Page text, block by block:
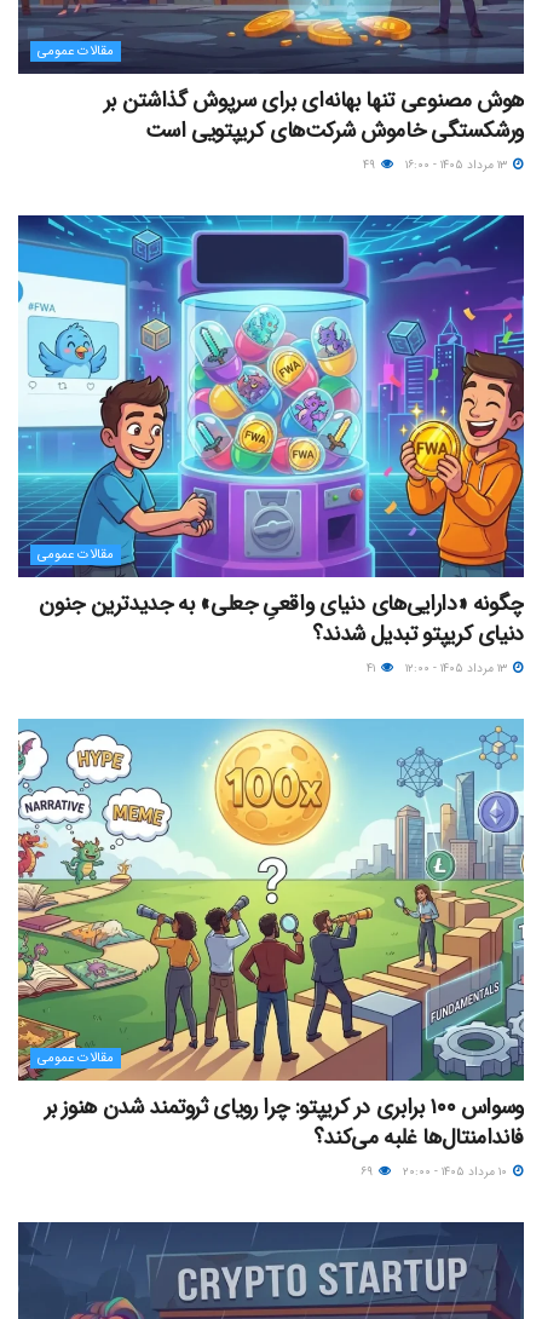
مقالات عمومی
هوش مصنوعی تنها بهانه‌ای برای سرپوش گذاشتن بر
ورشکستگی خاموش شرکت‌های کریپتویی است
مقالات عمومی
چگونه «دارایی‌های دنیای واقعیِ جعلی» به جدیدترین جنون
دنیای کریپتو تبدیل شدند؟
مقالات عمومی
وسواس ۱۰۰ برابری در کریپتو: چرا رویای ثروتمند شدن هنوز بر
فاندامنتال‌ها غلبه می‌کند؟